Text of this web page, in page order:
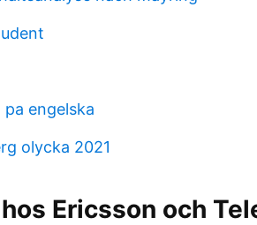
engelska
olycka 2021
Ericsson och